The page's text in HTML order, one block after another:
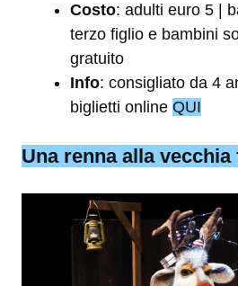
Costo: adulti euro 5 |
terzo figlio e bambini
gratuito
Info: consigliato da 4
biglietti online QUI
Una renna alla